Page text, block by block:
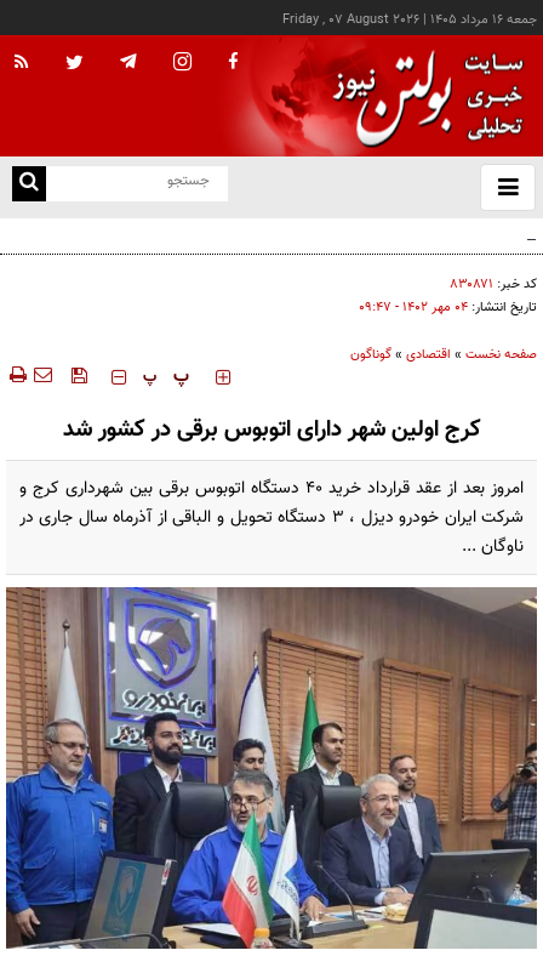
جمعه ۱۶ مرداد ۱۴۰۵ |
Friday , 07 August 2026
باز
و
کالابرگ این خانوارها امروز شارژ شد
کد خبر: ۸۳۰۸۷۱
تاریخ انتشار: ۰۴ مهر ۱۴۰۲ - ۰۹:۴۷
صفحه نخست » اقتصادی »گوناگون
‍‍‍ پ پ
کرج اولین شهر دارای اتوبوس برقی در کشور شد
امروز بعد از عقد قرارداد خرید ۴۰ دستگاه اتوبوس برقی بین شهرداری کرج و
شرکت ایران خودرو دیزل ، ۳ دستگاه تحویل و الباقی از آذرماه سال جاری در
ناوگان ...